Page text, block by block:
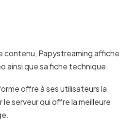
contenu, Papystreaming affiche
ainsi que sa fiche technique.
offre à ses utilisateurs la
serveur qui offre la meilleure